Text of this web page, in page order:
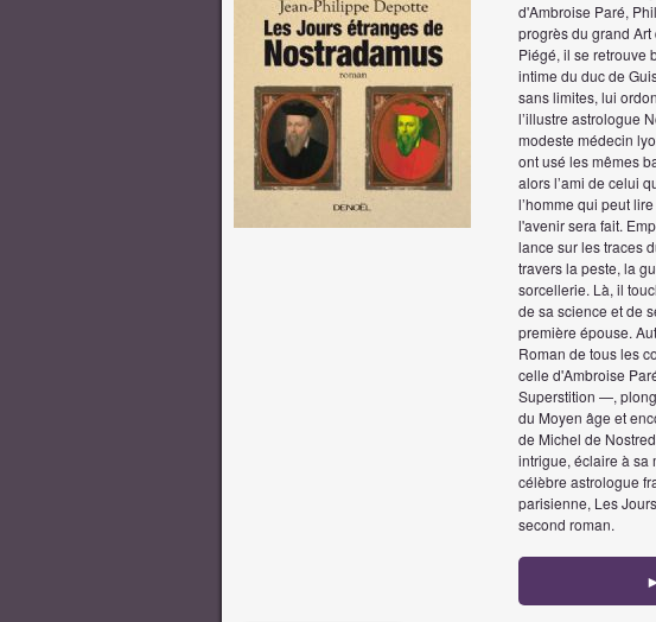
d'Ambroise Paré,
progrès du grand
Piégé, il se retrouve
intime du duc de
sans limites, lui
l’illustre astrologue
modeste médecin
ont usé les mêmes
alors l’ami de celui
l’homme qui peut
l'avenir sera fait.
lance sur les traces
travers la peste, la
sorcellerie. Là, il
de sa science et de
première épouse.
Roman de tous les
celle d'Ambroise
Superstition —,
du Moyen âge et
de Michel de
intrigue, éclaire à sa
célèbre astrologue
parisienne, Les
second roman.